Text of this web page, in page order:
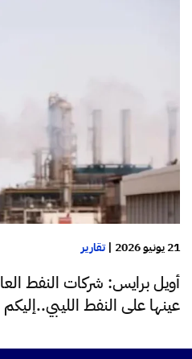
21 يونيو 2026 |تقارير
أويل برايس: شركات النفط
عينها على النفط